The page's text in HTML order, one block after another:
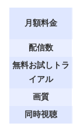
月額料金
配信数
無料お試しトラ
イアル
画質
同時視聴